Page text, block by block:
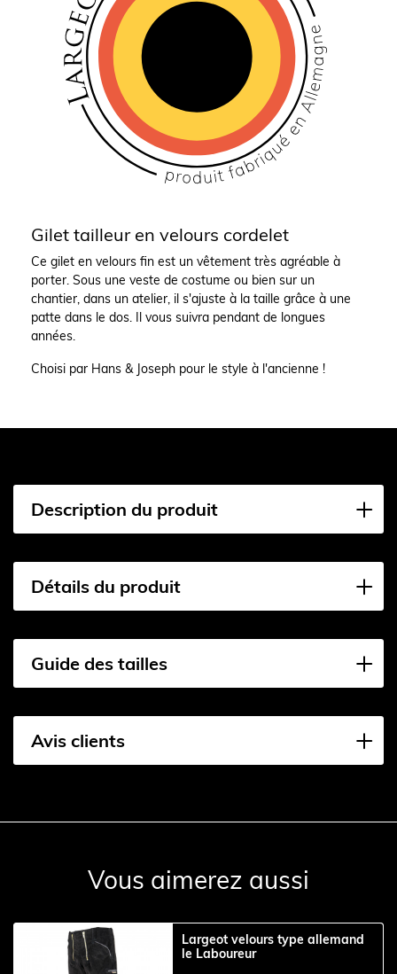
Gilet tailleur en velours cordelet
Ce gilet en velours fin est un vêtement très agréable à
porter. Sous une veste de costume ou bien sur un
chantier, dans un atelier, il s'ajuste à la taille grâce à une
patte dans le dos. Il vous suivra pendant de longues
années.
Choisi par Hans & Joseph pour le style à l'ancienne !
Description du produit
Détails du produit
Guide des tailles
Avis clients
Vous aimerez aussi
Largeot velours type allemand
le Laboureur